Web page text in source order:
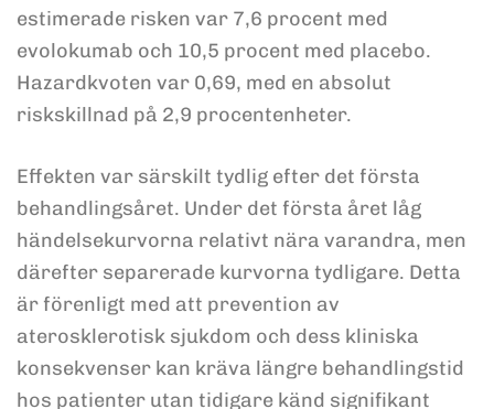
estimerade risken var 7,6 procent med
evolokumab och 10,5 procent med placebo.
Hazardkvoten var 0,69, med en absolut
riskskillnad på 2,9 procentenheter.
Effekten var särskilt tydlig efter det första
behandlingsåret. Under det första året låg
händelsekurvorna relativt nära varandra, men
därefter separerade kurvorna tydligare. Detta
är förenligt med att prevention av
aterosklerotisk sjukdom och dess kliniska
konsekvenser kan kräva längre behandlingstid
hos patienter utan tidigare känd signifikant